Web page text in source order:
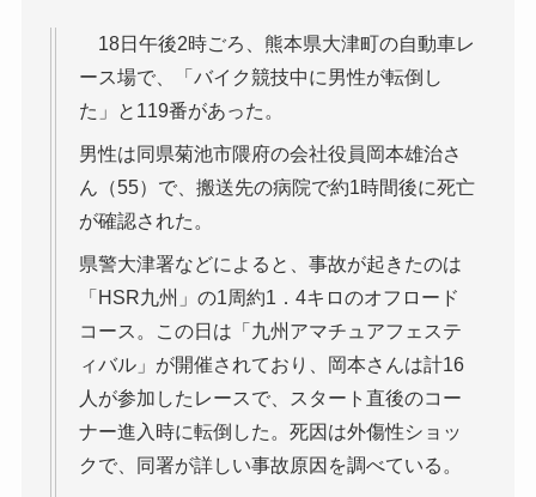
18日午後2時ごろ、熊本県大津町の自動車レ
ース場で、「バイク競技中に男性が転倒し
た」と119番があった。
男性は同県菊池市隈府の会社役員岡本雄治さ
ん（55）で、搬送先の病院で約1時間後に死亡
が確認された。
県警大津署などによると、事故が起きたのは
「HSR九州」の1周約1．4キロのオフロード
コース。この日は「九州アマチュアフェステ
ィバル」が開催されており、岡本さんは計16
人が参加したレースで、スタート直後のコー
ナー進入時に転倒した。死因は外傷性ショッ
クで、同署が詳しい事故原因を調べている。